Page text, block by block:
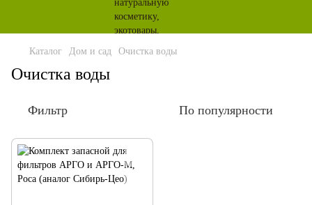
Каталог Дом и сад Очистка воды
Очистка воды
Фильтр По популярности